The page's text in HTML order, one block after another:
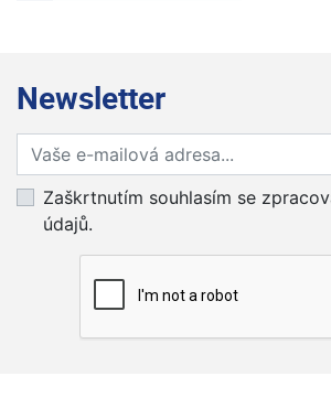
Newsletter
Přihlaste se k odběru novinek
Zaškrtnutím souhlasím se
údajů.